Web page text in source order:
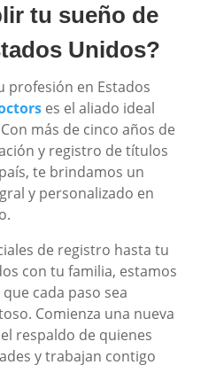
tu sueño de
Unidos?
profesión en Estados
es el aliado ideal
más de cinco años de
y registro de títulos
te brindamos un
y personalizado en
de registro hasta tu
con tu familia, estamos
cada paso sea
Comienza una nueva
respaldo de quienes
y trabajan contigo